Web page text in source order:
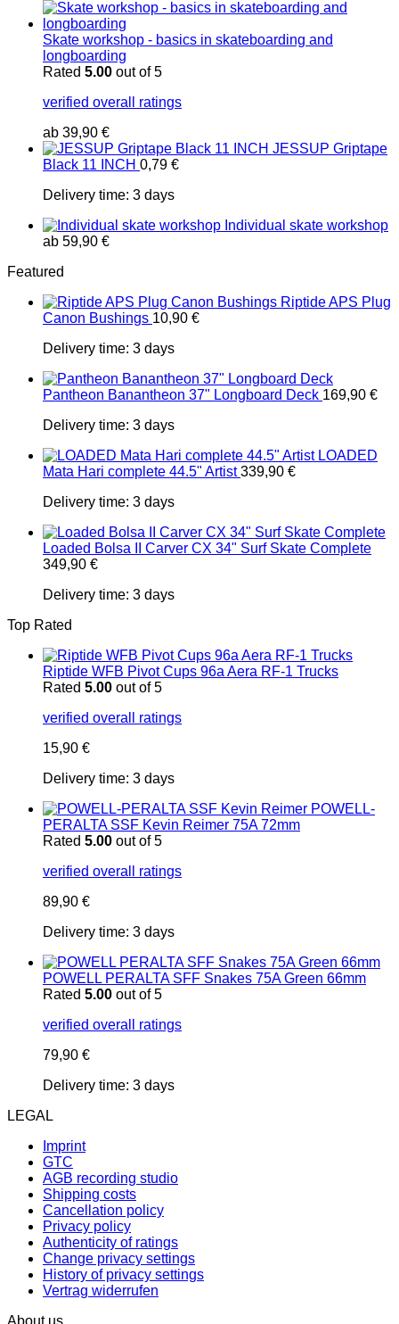
Skate workshop - basics in skateboarding and
longboarding
Rated 5.00 out of 5
verified overall ratings
ab 39,90 €
JESSUP Griptape
Black 11 INCH 0,79 €
Delivery time: 3 days
Individual skate workshop
ab 59,90 €
Featured
Riptide APS Plug
Canon Bushings 10,90 €
Delivery time: 3 days
Pantheon Banantheon 37" Longboard Deck 169,90 €
Delivery time: 3 days
LOADED
Mata Hari complete 44.5" Artist 339,90 €
Delivery time: 3 days
Loaded Bolsa II Carver CX 34" Surf Skate Complete
349,90 €
Delivery time: 3 days
Top Rated
Riptide WFB Pivot Cups 96a Aera RF-1 Trucks
Rated 5.00 out of 5
verified overall ratings
15,90 €
Delivery time: 3 days
POWELL-
PERALTA SSF Kevin Reimer 75A 72mm
Rated 5.00 out of 5
verified overall ratings
89,90 €
Delivery time: 3 days
POWELL PERALTA SFF Snakes 75A Green 66mm
Rated 5.00 out of 5
verified overall ratings
79,90 €
Delivery time: 3 days
LEGAL
Imprint
GTC
AGB recording studio
Shipping costs
Cancellation policy
Privacy policy
Authenticity of ratings
Change privacy settings
History of privacy settings
Vertrag widerrufen
About us